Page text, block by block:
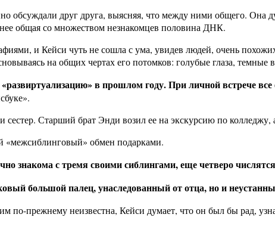
обсуждали друг друга, выясняя, что между ними общего.
общая со множеством незнакомцев половина ДНК.
и Кейси чуть не сошла с ума, увидев людей, очень
на общих чертах его потомков: голубые глаза, темные
в прошлом году. При личной встрече
сестер. Старший брат Энди возил ее на экскурсию по
«межсиблинговый» обмен подарками.
знакома с тремя своими сиблингами, еще четверо
большой палец, унаследованный от отца, но и
по-прежнему неизвестна, Кейси думает, что он был бы рад,